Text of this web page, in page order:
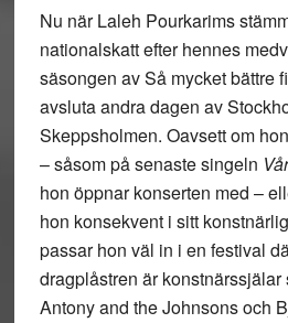
Nu när Laleh Pourkarims
nationalskatt efter hennes
säsongen av Så mycket bättre
avsluta andra dagen av
Skeppsholmen. Oavsett om
– såsom på senaste singeln
hon öppnar konserten med –
hon konsekvent i sitt
passar hon väl in i en festival
dragplåstren är konstnärssjälar
Antony and the Johnsons och